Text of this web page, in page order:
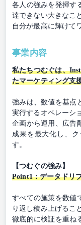
各人の強みを発揮す
達できない大きなこ
自分が最高に輝けて
事業内容
私たちつむぐは、
たマーケティング支
強みは、数値を基点
実行するオペレーシ
企画から運用、広告
成果を最大化し、
す。
【つむぐの強み】
Point1：データドリ
すべての施策を数値
り返し積み上げるこ
徹底的に検証を重ね